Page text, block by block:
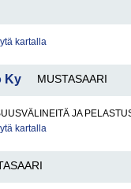
kartalla
Ky MUSTASAARI
JA
kartalla